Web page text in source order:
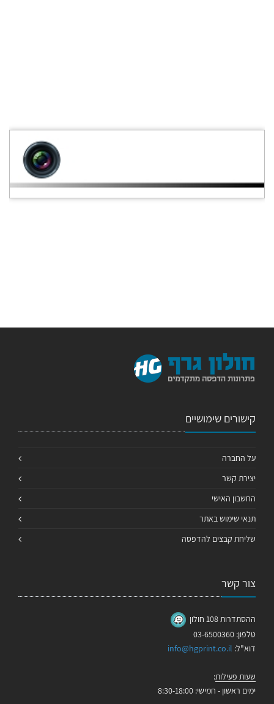
קישורים שימושיים
על החברה
יצירת קשר
החשבון האישי
תנאי שימוש באתר
שליחת קבצים להדפסה
צור קשר
ההסתדרות 108 חולון
טלפון: 03-6500360
דוא"ל: info@hgprint.co.il
שעות פעילות:
ימים ראשון - חמישי: 8:30-18:00